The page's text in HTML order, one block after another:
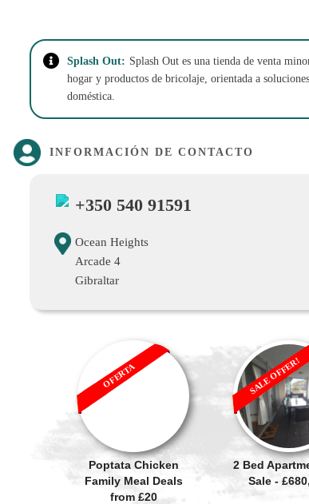
Splash Out: Splash Out es una tienda de venta
hogar y productos de bricolaje, orientada a
doméstica.
INFORMACIÓN DE CONTACTO
+350 540 91591
Ocean Heights
Arcade 4
Gibraltar
Poptata Chicken
Family Meal Deals
from £20
OFERTA
2 Bed
Sale -
SALE OFFER!